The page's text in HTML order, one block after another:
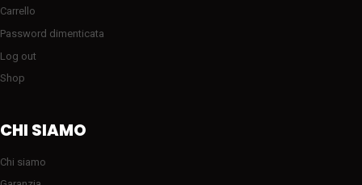
Carrello
Password dimenticata
Log out
Shop
CHI SIAMO
Chi siamo